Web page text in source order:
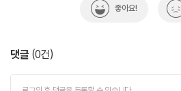
좋아요!
댓글 (0건)